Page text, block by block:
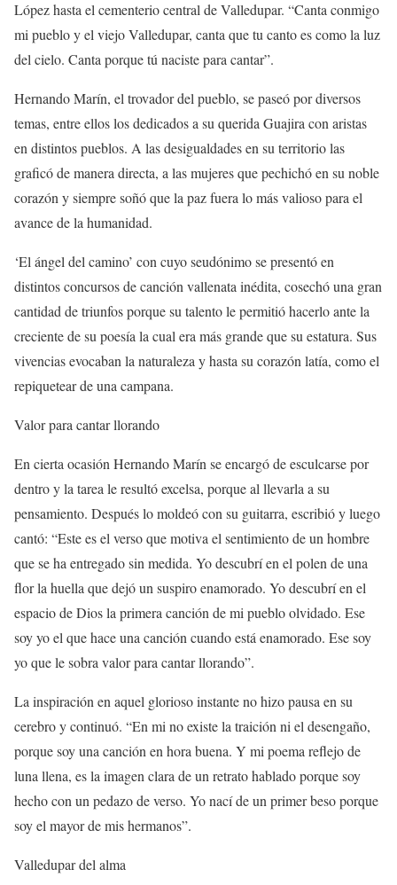
López hasta el cementerio central de Valledupar. “Canta conmigo
mi pueblo y el viejo Valledupar, canta que tu canto es como la luz
del cielo. Canta porque tú naciste para cantar”.
Hernando Marín, el trovador del pueblo, se paseó por diversos
temas, entre ellos los dedicados a su querida Guajira con aristas
en distintos pueblos. A las desigualdades en su territorio las
graficó de manera directa, a las mujeres que pechichó en su noble
corazón y siempre soñó que la paz fuera lo más valioso para el
avance de la humanidad.
‘El ángel del camino’ con cuyo seudónimo se presentó en
distintos concursos de canción vallenata inédita, cosechó una gran
cantidad de triunfos porque su talento le permitió hacerlo ante la
creciente de su poesía la cual era más grande que su estatura. Sus
vivencias evocaban la naturaleza y hasta su corazón latía, como el
repiquetear de una campana.
Valor para cantar llorando
En cierta ocasión Hernando Marín se encargó de esculcarse por
dentro y la tarea le resultó excelsa, porque al llevarla a su
pensamiento. Después lo moldeó con su guitarra, escribió y luego
cantó: “Este es el verso que motiva el sentimiento de un hombre
que se ha entregado sin medida. Yo descubrí en el polen de una
flor la huella que dejó un suspiro enamorado. Yo descubrí en el
espacio de Dios la primera canción de mi pueblo olvidado. Ese
soy yo el que hace una canción cuando está enamorado. Ese soy
yo que le sobra valor para cantar llorando”.
La inspiración en aquel glorioso instante no hizo pausa en su
cerebro y continuó. “En mi no existe la traición ni el desengaño,
porque soy una canción en hora buena. Y mi poema reflejo de
luna llena, es la imagen clara de un retrato hablado porque soy
hecho con un pedazo de verso. Yo nací de un primer beso porque
soy el mayor de mis hermanos”.
Valledupar del alma